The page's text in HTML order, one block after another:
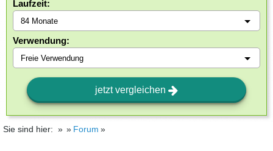
Laufzeit:
Verwendung:
jetzt vergleichen
Sie sind hier: Forum